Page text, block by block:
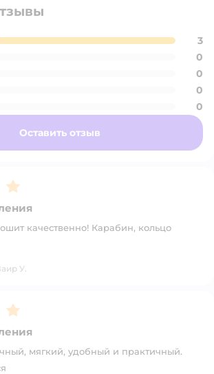
3
0
0
0
0
Оставить отзыв
качественно! Карабин, кольцо
У.
мягкий, удобный и практичный.